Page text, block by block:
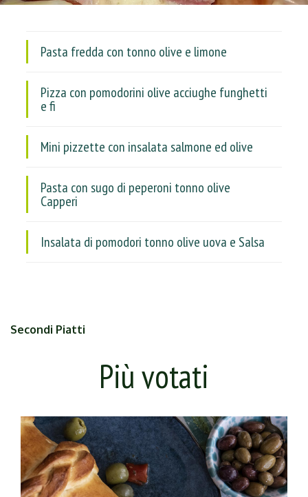
Pasta fredda con tonno olive e limone
Pizza con pomodorini olive acciughe funghetti
e fi
Mini pizzette con insalata salmone ed olive
Pasta con sugo di peperoni tonno olive
Capperi
Insalata di pomodori tonno olive uova e Salsa
Secondi Piatti
Più votati